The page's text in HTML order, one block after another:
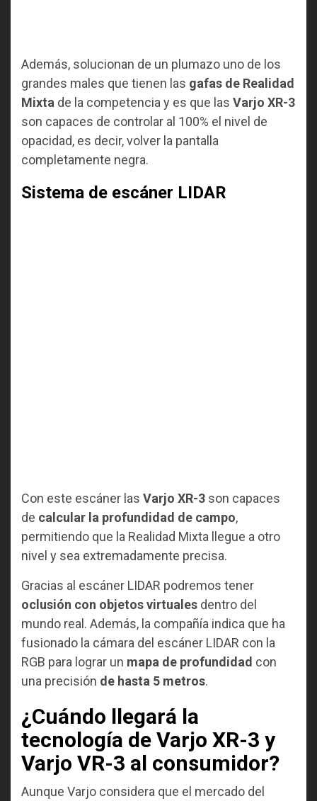
Además, solucionan de un plumazo uno de los
grandes males que tienen las gafas de Realidad
Mixta de la competencia y es que las Varjo XR-3
son capaces de controlar al 100% el nivel de
opacidad, es decir, volver la pantalla
completamente negra.
Sistema de escáner LIDAR
Con este escáner las Varjo XR-3 son capaces
de calcular la profundidad de campo,
permitiendo que la Realidad Mixta llegue a otro
nivel y sea extremadamente precisa.
Gracias al escáner LIDAR podremos tener
oclusión con objetos virtuales dentro del
mundo real. Además, la compañía indica que ha
fusionado la cámara del escáner LIDAR con la
RGB para lograr un mapa de profundidad con
una precisión de hasta 5 metros.
¿Cuándo llegará la
tecnología de Varjo XR-3 y
Varjo VR-3 al consumidor?
Aunque Varjo considera que el mercado del